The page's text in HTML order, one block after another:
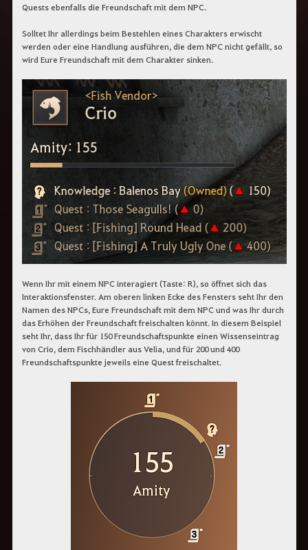
Quests ebenfalls die Freundschaft mit dem NPC.
Solltet Ihr allerdings beim Bestehlen eines Charakters erwischt
werden oder eine Handlung ausführen, die dem NPC nicht gefällt, so
wird Eure Freundschaft mit dem Charakter sinken.
Wenn Ihr mit einem NPC interagiert (Taste: R), so öffnet sich das
Interaktionsfenster. Am oberen linken Ecke des Fensters seht Ihr den
Namen des NPCs, Eure Freundschaft mit dem NPC und was Ihr durch
das Erhöhen der Freundschaft freischalten könnt. In diesem Beispiel
seht Ihr, dass Ihr für 150 Freundschaftspunkte einen Wissenseintrag
von Crio, dem Fischhändler aus Velia, und für 200 und 400
Freundschaftspunkte jeweils eine Quest freischaltet.